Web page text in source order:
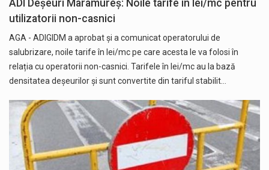
ADI Deșeuri Maramureș: Noile tarife în lei/mc pentru
utilizatorii non-casnici
AGA - ADIGIDM a aprobat și a comunicat operatorului de
salubrizare, noile tarife în lei/mc pe care acesta le va folosi în
relația cu operatorii non-casnici. Tarifele în lei/mc au la bază
densitatea deșeurilor și sunt convertite din tariful stabilit…